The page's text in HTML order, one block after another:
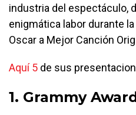
industria del espectáculo,
enigmática labor durante
Oscar a Mejor Canción
Aquí 5 de sus
1. Grammy